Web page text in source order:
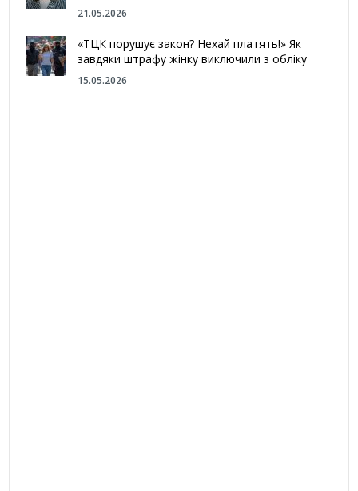
21.05.2026
«ТЦК порушує закон? Нехай платять!» Як
завдяки штрафу жінку виключили з обліку
15.05.2026